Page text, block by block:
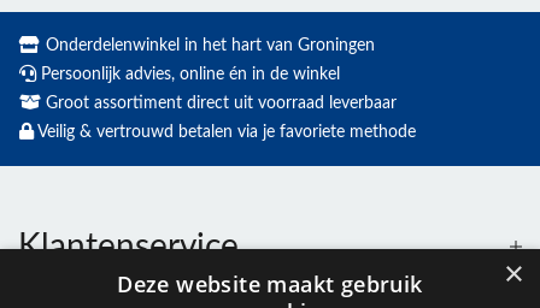
Onderdelenwinkel in het hart van Groningen
Persoonlijk advies, online én in de winkel
Groot assortiment direct uit voorraad leverbaar
Veilig & vertrouwd betalen via je favoriete methode
Klantenservice
×
Deze website maakt gebruik